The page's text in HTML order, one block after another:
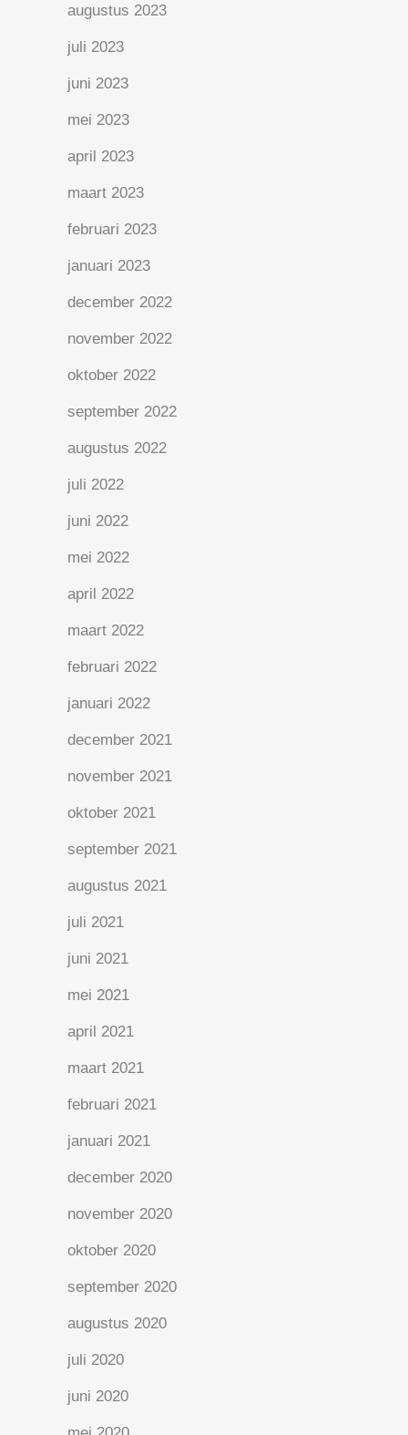
augustus 2023
juli 2023
juni 2023
mei 2023
april 2023
maart 2023
februari 2023
januari 2023
december 2022
november 2022
oktober 2022
september 2022
augustus 2022
juli 2022
juni 2022
mei 2022
april 2022
maart 2022
februari 2022
januari 2022
december 2021
november 2021
oktober 2021
september 2021
augustus 2021
juli 2021
juni 2021
mei 2021
april 2021
maart 2021
februari 2021
januari 2021
december 2020
november 2020
oktober 2020
september 2020
augustus 2020
juli 2020
juni 2020